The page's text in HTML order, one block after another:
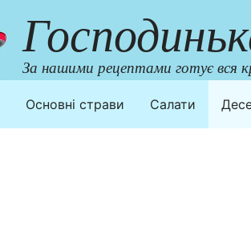
За нашими рецептами готує вся
Основні страви Салати